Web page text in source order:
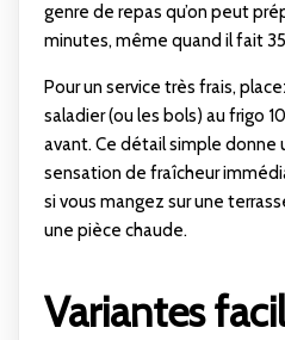
genre de repas qu’on peut
minutes, même quand il fait
Pour un service très frais,
saladier (ou les bols) au frigo
avant. Ce détail simple donne
sensation de fraîcheur
si vous mangez sur une
une pièce chaude.
Variantes